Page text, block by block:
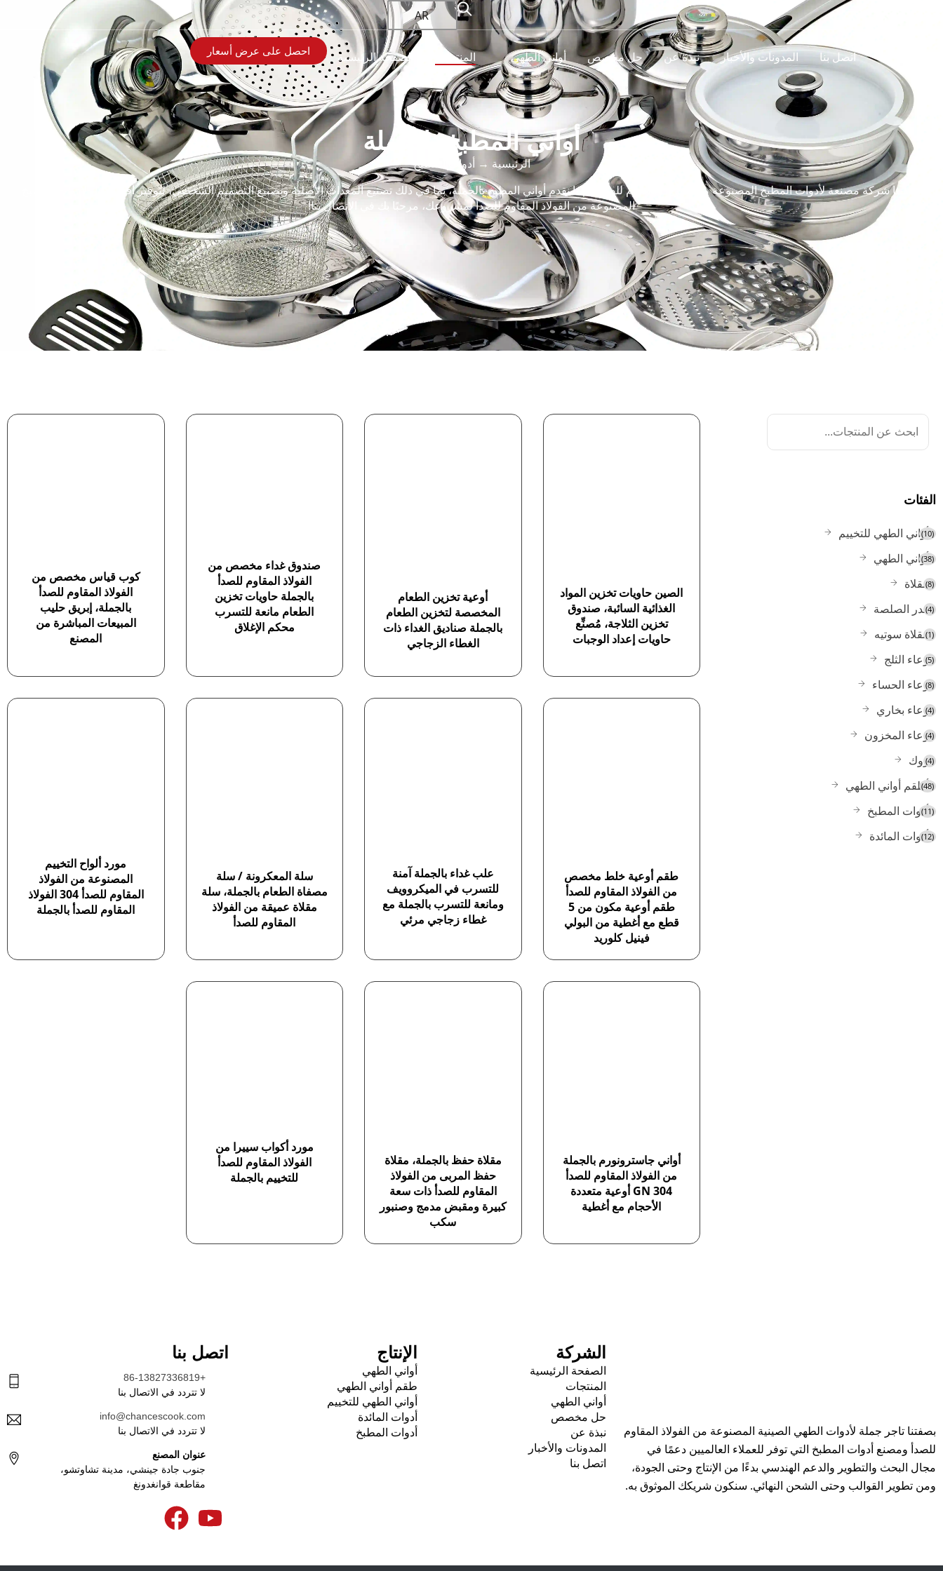
AR
الصفحة الرئيسية المنتجات أواني الطهي حل مخصص نبذة عن المدونات والأخبار اتصل بنا
احصل على عرض أسعار
أواني المطبخ بالجملة
الرئيسية → أدوات المطبخ
بصفتنا شركة مصنعة لأدوات المطبخ المصنوعة من الفولاذ المقاوم للصدأ، فإننا نقدم أواني المطبخ بالجملة، بما في ذلك تصنيع المعدات الأصلية وتصنيع التصميم الشخصي، لتوفير أفضل حل لأدوات المطبخ
المصنوعة من الفولاذ المقاوم للصدأ لمشروعك، مرحبًا بك في الاتصال بنا!
الفئات
أواني الطهي للتخييم (10)
أواني الطهي (38)
مقلاة (8)
قدر الصلصة (4)
مقلاة سوتيه (1)
وعاء الثلج (5)
وعاء الحساء (8)
وعاء بخاري (4)
وعاء المخزون (4)
ووك (4)
أطقم أواني الطهي (48)
أدوات المطبخ (11)
أدوات المائدة (12)
الصين حاويات تخزين المواد
الغذائية السائبة، صندوق
تخزين الثلاجة، مُصنِّع
حاويات إعداد الوجبات
أوعية تخزين الطعام
المخصصة لتخزين الطعام
بالجملة صناديق الغداء ذات
الغطاء الزجاجي
صندوق غداء مخصص من
الفولاذ المقاوم للصدأ
بالجملة حاويات تخزين
الطعام مانعة للتسرب
محكم الإغلاق
كوب قياس مخصص من
الفولاذ المقاوم للصدأ
بالجملة، إبريق حليب
المبيعات المباشرة من
المصنع
طقم أوعية خلط مخصص
من الفولاذ المقاوم للصدأ
طقم أوعية مكون من 5
قطع مع أغطية من البولي
فينيل كلوريد
علب غداء بالجملة آمنة
للتسرب في الميكروويف
ومانعة للتسرب بالجملة مع
غطاء زجاجي مرئي
سلة المعكرونة / سلة
مصفاة الطعام بالجملة، سلة
مقلاة عميقة من الفولاذ
المقاوم للصدأ
مورد ألواح التخييم
المصنوعة من الفولاذ
المقاوم للصدأ 304 الفولاذ
المقاوم للصدأ بالجملة
أواني جاسترونورم بالجملة
من الفولاذ المقاوم للصدأ
304 GN أوعية متعددة
الأحجام مع أغطية
مقلاة حفظ بالجملة، مقلاة
حفظ المربى من الفولاذ
المقاوم للصدأ ذات سعة
كبيرة ومقبض مدمج وصنبور
سكب
مورد أكواب سييرا من
الفولاذ المقاوم للصدأ
للتخييم بالجملة
بصفتنا تاجر جملة لأدوات الطهي الصينية المصنوعة من الفولاذ المقاوم
للصدأ ومصنع أدوات المطبخ التي توفر للعملاء العالميين دعمًا في
مجال البحث والتطوير والدعم الهندسي بدءًا من الإنتاج وحتى الجودة،
ومن تطوير القوالب وحتى الشحن النهائي. سنكون شريكك الموثوق به.
الشركة
الصفحة الرئيسية
المنتجات
أواني الطهي
حل مخصص
نبذة عن
المدونات والأخبار
اتصل بنا
الإنتاج
أواني الطهي
طقم أواني الطهي
أواني الطهي للتخييم
أدوات المائدة
أدوات المطبخ
اتصل بنا
+86-13827336819
لا تتردد في الاتصال بنا
info@chancescook.com
لا تتردد في الاتصال بنا
عنوان المصنع
جنوب جادة جينشي، مدينة تشاوتشو،
مقاطعة قوانغدونغ